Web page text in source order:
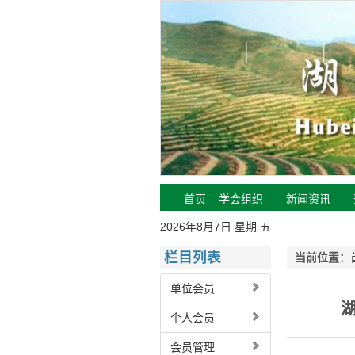
首页 学会组织 新闻资讯
2026年8月7日 星期 五
栏目列表
单位会员
个人会员
会员管理
当前位置：